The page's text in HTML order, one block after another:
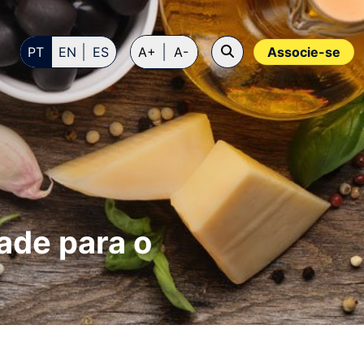
Associe-se
PT EN ES A+ A-
para o